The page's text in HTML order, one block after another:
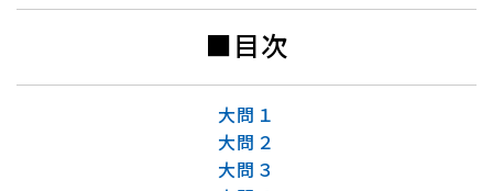
■目次
大問１
大問２
大問３